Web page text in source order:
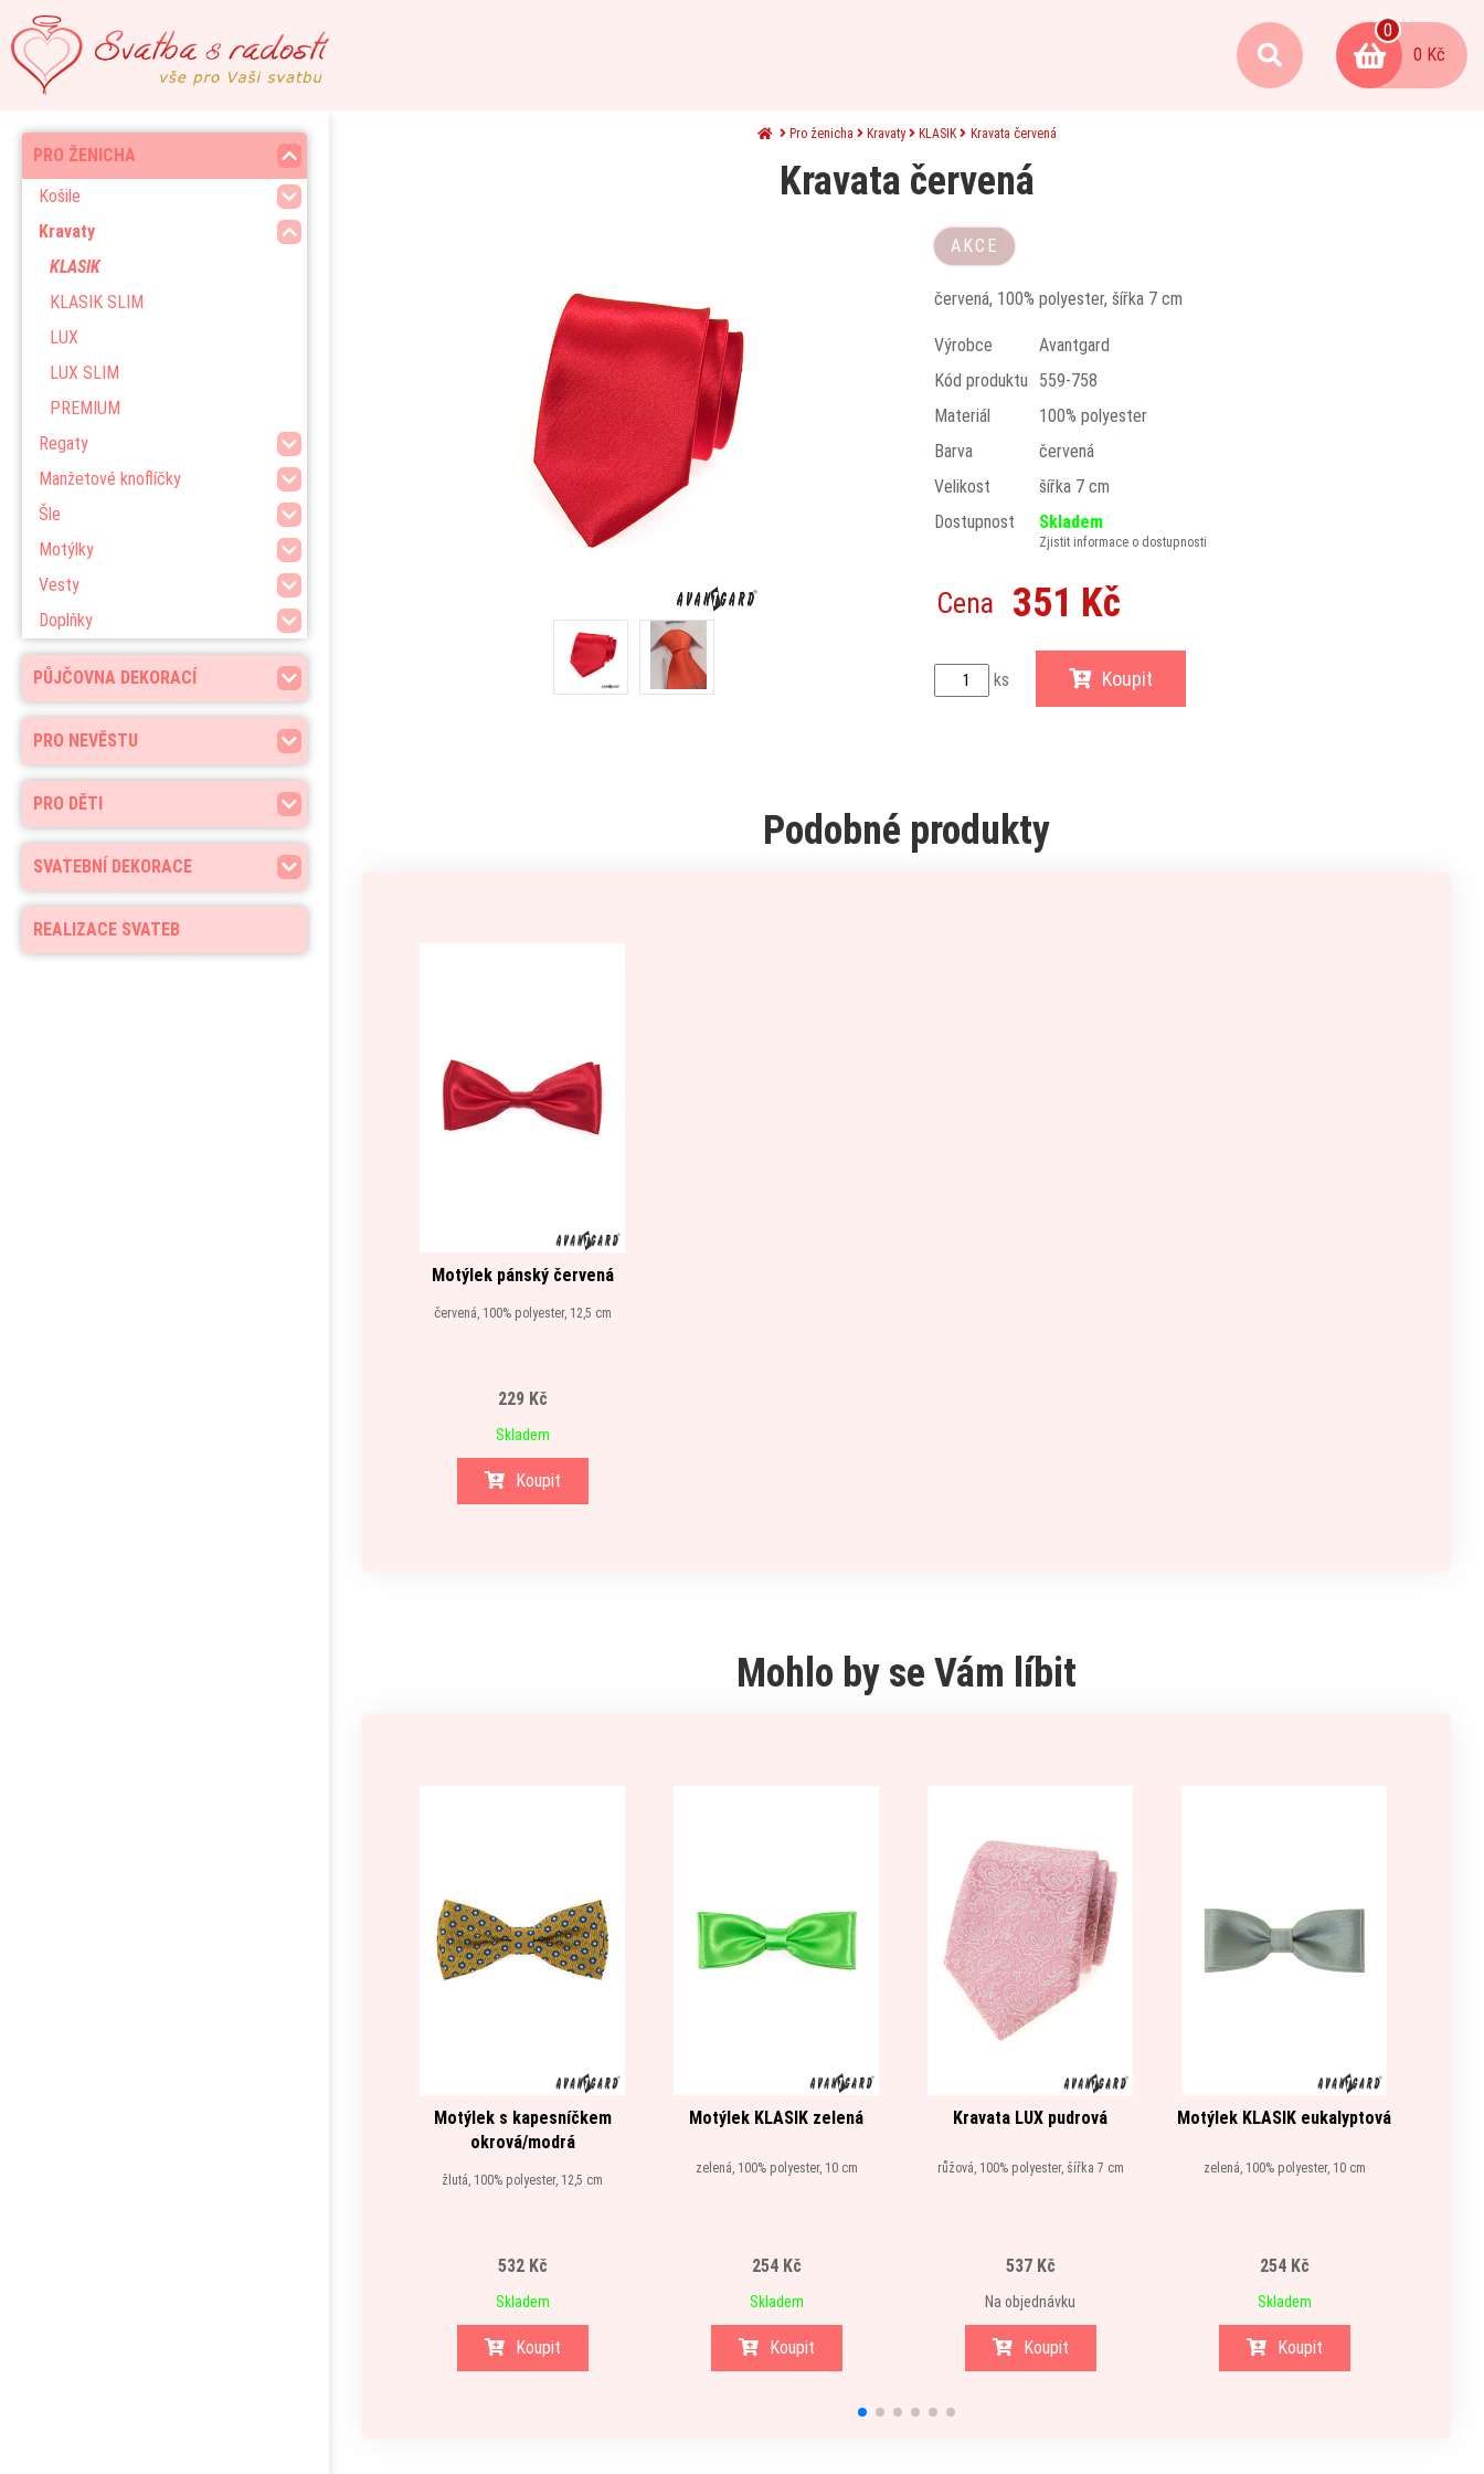
0
0 Kč
PŮJČOVNA DEKORACÍ
PRO NEVĚSTU
PRO ŽENICHA
Košile
Kravaty
KLASIK
KLASIK SLIM
LUX
LUX SLIM
PREMIUM
Regaty
Manžetové knoflíčky
Šle
Motýlky
Vesty
Doplňky
PRO DĚTI
SVATEBNÍ DEKORACE
REALIZACE SVATEB
Pro ženicha Kravaty KLASIK Kravata červená
Kravata červená
AKCE
červená, 100% polyester, šířka 7 cm
Výrobce
Avantgard
Kód produktu
559-758
Materiál
100% polyester
Barva
červená
Velikost
šířka 7 cm
Dostupnost
Skladem
Zjistit informace o dostupnosti
Cena 351 Kč
ks Koupit
Podobné produkty
Motýlek pánský červená
červená, 100% polyester, 12,5 cm
229 Kč
Skladem
Koupit
Mohlo by se Vám líbit
Motýlek s kapesníčkem
okrová/modrá
žlutá, 100% polyester, 12,5 cm
532 Kč
Skladem
Koupit
Motýlek KLASIK zelená
zelená, 100% polyester, 10 cm
254 Kč
Skladem
Koupit
Kravata LUX pudrová
růžová, 100% polyester, šířka 7 cm
537 Kč
Na objednávku
Koupit
Motýlek KLASIK eukalyptová
zelená, 100% polyester, 10 cm
254 Kč
Skladem
Koupit